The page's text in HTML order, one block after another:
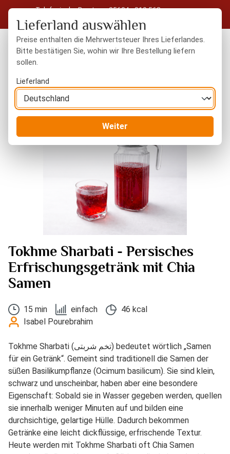
Zum Hauptinhalt springen
Telefonische Beratung: 05604 - 919 563
Kostenloser Versand in Deutschland ab 50 € Warenwert
Information
Bildergalerie überspringen
Tokhme Sharbati - Persisches
Erfrischungsgetränk mit Chia
Samen
15 min einfach
46 kcal
Isabel Pourebrahim
Tokhme Sharbati (تخم شربتی) bedeutet wörtlich „Samen
für ein Getränk“. Gemeint sind traditionell die Samen der
süßen Basilikumpflanze (Ocimum basilicum). Sie sind klein,
schwarz und unscheinbar, haben aber eine besondere
Eigenschaft: Sobald sie in Wasser gegeben werden, quellen
sie innerhalb weniger Minuten auf und bilden eine
durchsichtige, gelartige Hülle. Dadurch bekommen
Getränke eine leicht dickflüssige, erfrischende Textur.
Heute werden mit Tokhme Sharbati oft Chia Samen
Lieferland auswählen
Preise enthalten die Mehrwertsteuer Ihres Lieferlandes.
Bitte bestätigen Sie, wohin wir Ihre Bestellung liefern
sollen.
Lieferland
Weiter